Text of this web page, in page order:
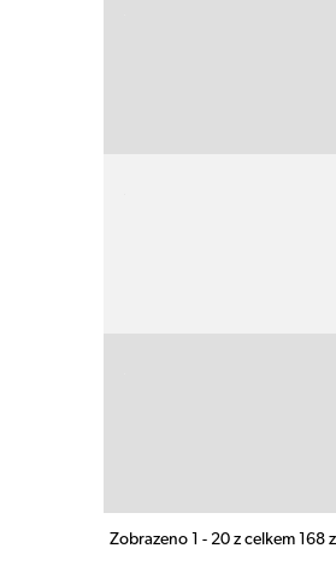
Zobrazeno 1 - 20 z celkem 168